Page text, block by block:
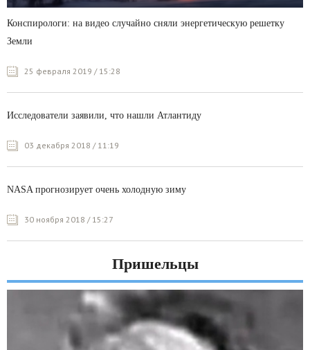
Конспирологи: на видео случайно сняли энергетическую решетку
Земли
25 февраля 2019 / 15:28
Исследователи заявили, что нашли Атлантиду
03 декабря 2018 / 11:19
NASA прогнозирует очень холодную зиму
30 ноября 2018 / 15:27
Пришельцы